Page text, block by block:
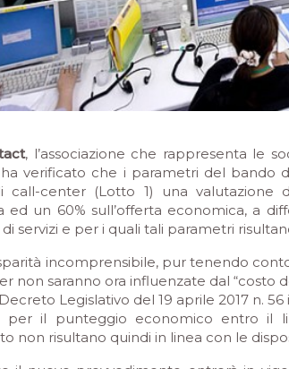
, l’associazione che rappresenta le
ha verificato che i parametri del bando
call-center (Lotto 1) una valutazione
ed un 60% sull’offerta economica, a
servizi e per i quali tali parametri
incomprensibile, pur tenendo
non saranno ora influenzate dal “costo
Legislativo del 19 aprile 2017 n.
per il punteggio economico entro il
non risultano quindi in linea con le